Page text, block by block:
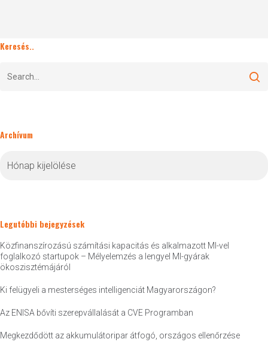
Keresés..
Archívum
Legutóbbi bejegyzések
Közfinanszírozású számítási kapacitás és alkalmazott MI-vel
foglalkozó startupok – Mélyelemzés a lengyel MI-gyárak
ökoszisztémájáról
Ki felügyeli a mesterséges intelligenciát Magyarországon?
Az ENISA bővíti szerepvállalását a CVE Programban
Megkezdődött az akkumulátoripar átfogó, országos ellenőrzése